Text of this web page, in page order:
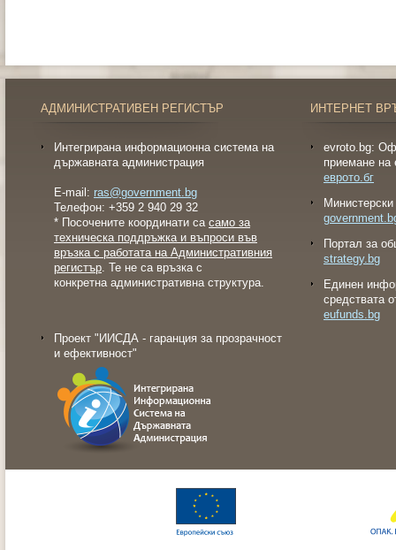
АДМИНИСТРАТИВЕН РЕГИСТЪР
Интегрирана информационна система на
държавната администрация
E-mail: ras@government.bg
Телефон: +359 2 940 29 32
* Посочените координати са само за
техническа поддръжка и въпроси във
връзка с работата на Административния
регистър. Те не са връзка с
конкретна административна структура.
Проект "ИИСДА - гаранция за прозрачност
и ефективност"
ИНТЕРНЕТ
evroto.bg:
приемане на
еврото.бг
Портал за
strategy.bg
Eдинен
средствата
eufunds.bg